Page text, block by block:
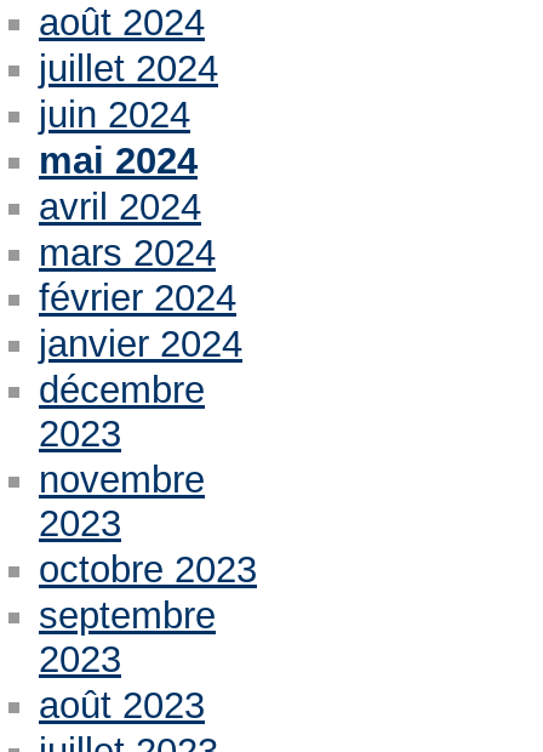
août 2024
juillet 2024
juin 2024
mai 2024
avril 2024
mars 2024
février 2024
janvier 2024
décembre
2023
novembre
2023
octobre 2023
septembre
2023
août 2023